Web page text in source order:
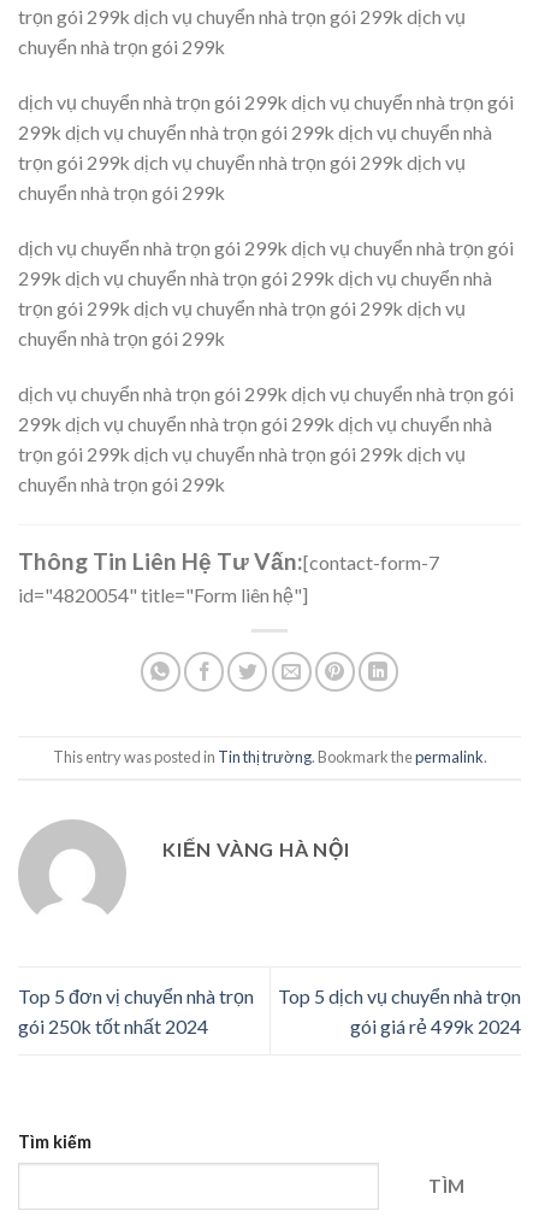
trọn gói 299k dịch vụ chuyển nhà trọn gói 299k dịch vụ
chuyển nhà trọn gói 299k
dịch vụ chuyển nhà trọn gói 299k dịch vụ chuyển nhà trọn gói
299k dịch vụ chuyển nhà trọn gói 299k dịch vụ chuyển nhà
trọn gói 299k dịch vụ chuyển nhà trọn gói 299k dịch vụ
chuyển nhà trọn gói 299k
dịch vụ chuyển nhà trọn gói 299k dịch vụ chuyển nhà trọn gói
299k dịch vụ chuyển nhà trọn gói 299k dịch vụ chuyển nhà
trọn gói 299k dịch vụ chuyển nhà trọn gói 299k dịch vụ
chuyển nhà trọn gói 299k
dịch vụ chuyển nhà trọn gói 299k dịch vụ chuyển nhà trọn gói
299k dịch vụ chuyển nhà trọn gói 299k dịch vụ chuyển nhà
trọn gói 299k dịch vụ chuyển nhà trọn gói 299k dịch vụ
chuyển nhà trọn gói 299k
Thông Tin Liên Hệ Tư Vấn:[contact-form-7
id="4820054" title="Form liên hệ"]
This entry was posted in Tin thị trường. Bookmark thepermalink.
KIẾN VÀNG HÀ NỘI
Top 5 đơn vị chuyển nhà trọn
gói 250k tốt nhất 2024
Top 5 dịch vụ chuyển nhà trọn
gói giá rẻ 499k 2024
Tìm kiếm
TÌM